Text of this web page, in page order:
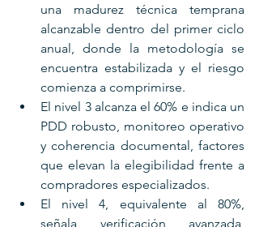
una madurez técnica temprana
alcanzable dentro del primer ciclo
anual, donde la metodología se
encuentra estabilizada y el riesgo
comienza a comprimirse.
El nivel 3 alcanza el 60% e indica un
PDD robusto, monitoreo operativo
y coherencia documental, factores
que elevan la elegibilidad frente a
compradores especializados.
El nivel 4, equivalente al 80%,
señala verificación avanzada,